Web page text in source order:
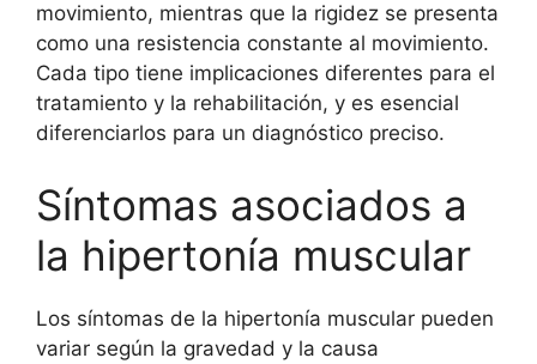
movimiento, mientras que la rigidez se presenta
como una resistencia constante al movimiento.
Cada tipo tiene implicaciones diferentes para el
tratamiento y la rehabilitación, y es esencial
diferenciarlos para un diagnóstico preciso.
Síntomas asociados a
la hipertonía muscular
Los síntomas de la hipertonía muscular pueden
variar según la gravedad y la causa